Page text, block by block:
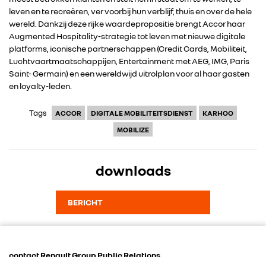
leven en te recreëren, ver voorbij hun verblijf, thuis en over de hele
wereld. Dankzij deze rijke waardepropositie brengt Accor haar
Augmented Hospitality-strategie tot leven met nieuwe digitale
platforms, iconische partnerschappen (Credit Cards, Mobiliteit,
Luchtvaartmaatschappijen, Entertainment met AEG, IMG, Paris
Saint- Germain) en een wereldwijd uitrolplan voor al haar gasten
en loyalty-leden.
Tags ACCOR DIGITALE MOBILITEITSDIENST
KARHOO
MOBILIZE
downloads
BERICHT